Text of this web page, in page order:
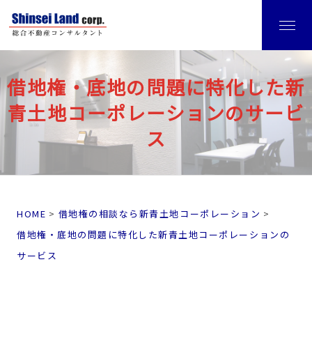
借地権・底地の問題に特化した新
青土地コーポレーションのサービ
ス
HOME
借地権の相談なら新青土地コーポレーション
借地権・底地の問題に特化した新青土地コーポレーションの
サービス